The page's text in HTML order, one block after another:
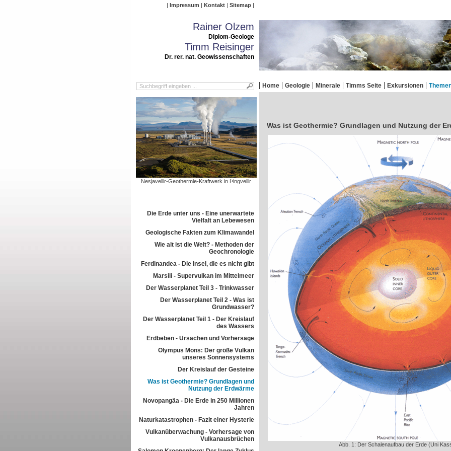
Impressum Kontakt Sitemap
Rainer Olzem
Diplom-Geologe
Timm Reisinger
Dr. rer. nat. Geowissenschaften
Home Geologie Minerale Timms Seite Exkursionen
Nesjavellir-Geothermie-Kraftwerk in Þingvellir
Die Erde unter uns - Eine unerwartete
Vielfalt an Lebewesen
Geologische Fakten zum Klimawandel
Wie alt ist die Welt? - Methoden der
Geochronologie
Ferdinandea - Die Insel, die es nicht gibt
Marsili - Supervulkan im Mittelmeer
Der Wasserplanet Teil 3 - Trinkwasser
Der Wasserplanet Teil 2 - Was ist
Grundwasser?
Der Wasserplanet Teil 1 - Der Kreislauf
des Wassers
Erdbeben - Ursachen und Vorhersage
Olympus Mons: Der größe Vulkan
unseres Sonnensystems
Der Kreislauf der Gesteine
Was ist Geothermie? Grundlagen und
Nutzung der Erdwärme
Novopangäa - Die Erde in 250 Millionen
Jahren
Naturkatastrophen - Fazit einer Hysterie
Vulkanüberwachung - Vorhersage von
Vulkanausbrüchen
Was ist Geothermie? Grundlagen und Nutzung der
Abb. 1: Der Schalenaufbau der Erde (Uni